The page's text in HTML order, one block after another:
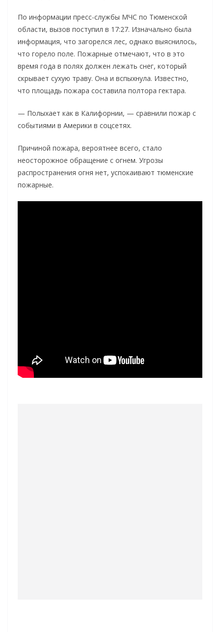
По информации пресс-службы МЧС по Тюменской
области, вызов поступил в 17:27. Изначально была
информация, что загорелся лес, однако выяснилось,
что горело поле. Пожарные отмечают, что в это
время года в полях должен лежать снег, который
скрывает сухую траву. Она и вспыхнула. Известно,
что площадь пожара составила полтора гектара.
— Полыхает как в Калифорнии, — сравнили пожар с
событиями в Америки в соцсетях.
Причиной пожара, вероятнее всего, стало
неосторожное обращение с огнем. Угрозы
распространения огня нет, успокаивают тюменские
пожарные.